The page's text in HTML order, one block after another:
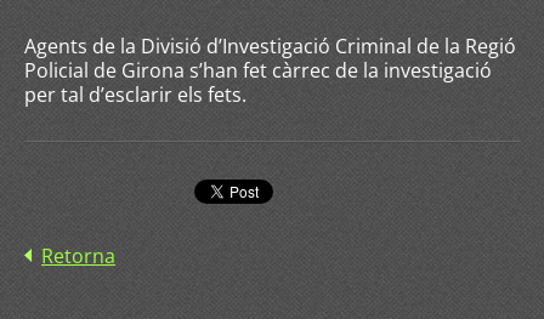
Agents de la Divisió d’Investigació Criminal de la Regió
Policial de Girona s’han fet càrrec de la investigació
per tal d’esclarir els fets.
Retorna